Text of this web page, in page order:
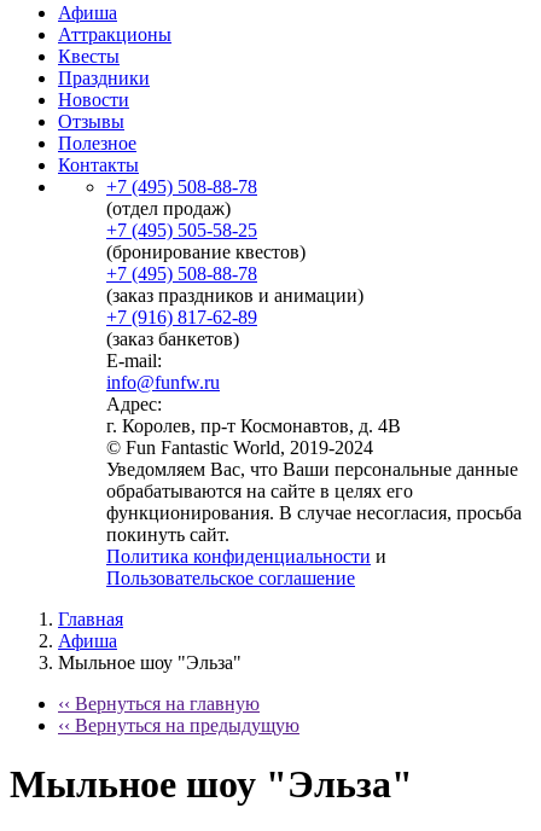
Афиша
Аттракционы
Квесты
Праздники
Новости
Отзывы
Полезное
Контакты
+7 (495) 508-88-78
(отдел продаж)
+7 (495) 505-58-25
(бронирование квестов)
+7 (495) 508-88-78
(заказ праздников и анимации)
+7 (916) 817-62-89
(заказ банкетов)
E-mail:
info@funfw.ru
Адрес:
г. Королев, пр-т Космонавтов, д. 4В
© Fun Fantastic World, 2019-2024
Уведомляем Вас, что Ваши персональные данные
обрабатываются на сайте в целях его
функционирования. В случае несогласия, просьба
покинуть сайт.
Политика конфиденциальности и
Пользовательское соглашение
Главная
Афиша
Мыльное шоу "Эльза"
‹‹ Вернуться на главную
‹‹ Вернуться на предыдущую
Мыльное шоу "Эльза"